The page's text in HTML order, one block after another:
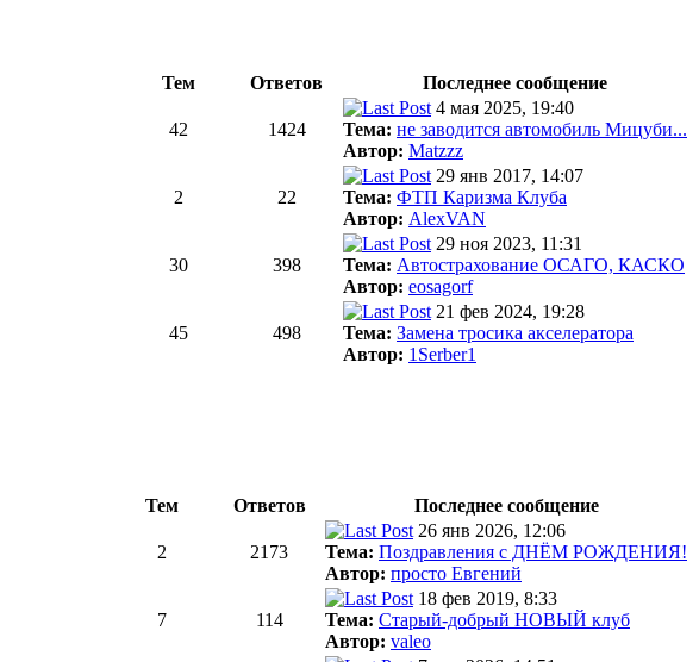
Тем Ответов
Последнее сообщение
42 1424
4 мая 2025, 19:40
Тема: не заводится автомобиль Мицуби...
Автор: Matzzz
2 22
29 янв 2017, 14:07
Тема: ФТП Каризма Клуба
Автор: AlexVAN
30 398
29 ноя 2023, 11:31
Тема: Автострахование ОСАГО, КАСКО
Автор: eosagorf
45 498
21 фев 2024, 19:28
Тема: Замена тросика акселератора
Автор: 1Serber1
Тем Ответов
Последнее сообщение
2 2173
26 янв 2026, 12:06
Тема: Поздравления с ДНЁМ РОЖДЕНИЯ!
Автор: просто Евгений
7 114
18 фев 2019, 8:33
Тема: Старый-добрый НОВЫЙ клуб
Автор: valeo